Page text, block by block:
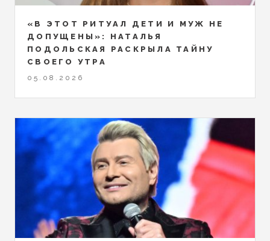
«В ЭТОТ РИТУАЛ ДЕТИ И МУЖ НЕ
ДОПУЩЕНЫ»: НАТАЛЬЯ
ПОДОЛЬСКАЯ РАСКРЫЛА ТАЙНУ
СВОЕГО УТРА
05.08.2026